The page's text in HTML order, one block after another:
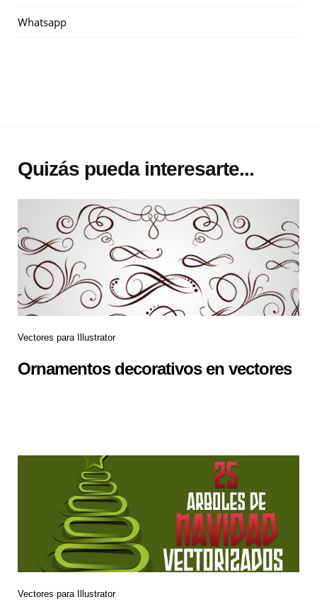
Whatsapp
Quizás pueda interesarte...
Vectores para Illustrator
Ornamentos decorativos en vectores
Vectores para Illustrator